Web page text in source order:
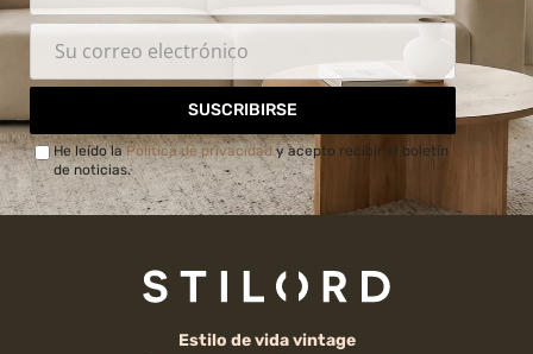
SUSCRIBIRSE
He leído laPolítica de privacidady acepto recibir el boletín
de noticias.
Estilo de vida vintage